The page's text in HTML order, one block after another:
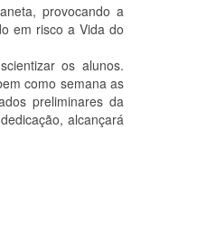
provocando a
em risco a Vida do
os alunos.
como semana as
preliminares da
alcançará